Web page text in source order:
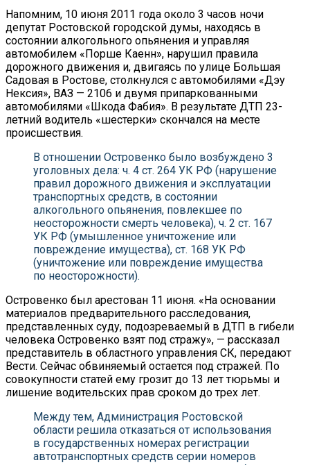
Напомним, 10 июня 2011 года около 3 часов ночи
депутат Ростовской городской думы, находясь в
состоянии алкогольного опьянения и управляя
автомобилем «Порше Каенн», нарушил правила
дорожного движения и, двигаясь по улице Большая
Садовая в Ростове, столкнулся с автомобилями «Дэу
Нексия», ВАЗ — 2106 и двумя припаркованными
автомобилями «Шкода Фабия». В результате ДТП 23-
летний водитель «шестерки» скончался на месте
происшествия.
В отношении Островенко было возбуждено 3
уголовных дела: ч. 4 ст. 264 УК РФ (нарушение
правил дорожного движения и эксплуатации
транспортных средств, в состоянии
алкогольного опьянения, повлекшее по
неосторожности смерть человека), ч. 2 ст. 167
УК РФ (умышленное уничтожение или
повреждение имущества), ст. 168 УК РФ
(уничтожение или повреждение имущества
по неосторожности).
Островенко был арестован 11 июня. «На основании
материалов предварительного расследования,
представленных суду, подозреваемый в ДТП в гибели
человека Островенко взят под стражу», — рассказал
представитель в областного управления СК, передают
Вести. Сейчас обвиняемый остается под стражей. По
совокупности статей ему грозит до 13 лет тюрьмы и
лишение водительских прав сроком до трех лет.
Между тем, Администрация Ростовской
области решила отказаться от использования
в государственных номерах регистрации
автотранспортных средств серии номеров